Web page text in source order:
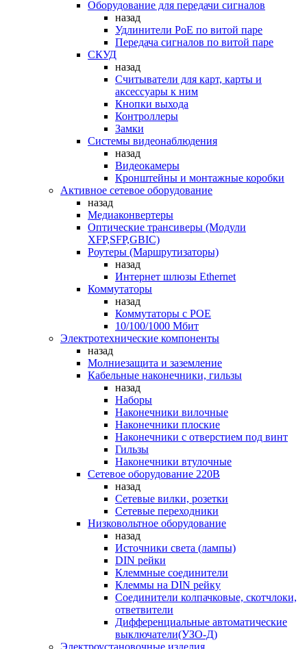
Оборудование для передачи сигналов
назад
Удлинители PoE по витой паре
Передача сигналов по витой паре
СКУД
назад
Считыватели для карт, карты и
аксессуары к ним
Кнопки выхода
Контроллеры
Замки
Системы видеонаблюдения
назад
Видеокамеры
Кронштейны и монтажные коробки
Активное сетевое оборудование
назад
Медиаконвертеры
Оптические трансиверы (Модули
XFP,SFP,GBIC)
Роутеры (Маршрутизаторы)
назад
Интернет шлюзы Ethernet
Коммутаторы
назад
Коммутаторы c POE
10/100/1000 Мбит
Электротехнические компоненты
назад
Молниезащита и заземление
Кабельные наконечники, гильзы
назад
Наборы
Наконечники вилочные
Наконечники плоские
Наконечники с отверстием под винт
Гильзы
Наконечники втулочные
Сетевое оборудование 220В
назад
Сетевые вилки, розетки
Сетевые переходники
Низковольтное оборудование
назад
Источники света (лампы)
DIN рейки
Клеммные соединители
Клеммы на DIN рейку
Соединители колпачковые, скотчлоки,
ответвители
Дифференциальные автоматические
выключатели(УЗО-Д)
Электроустановочные изделия